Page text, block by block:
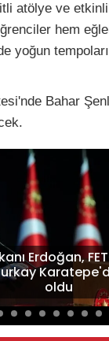
atölye ve
hem
yoğun
Bahar
Erdoğan,
oldu